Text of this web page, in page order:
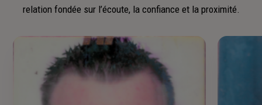
relation fondée sur l’écoute, la confiance et la proximité.